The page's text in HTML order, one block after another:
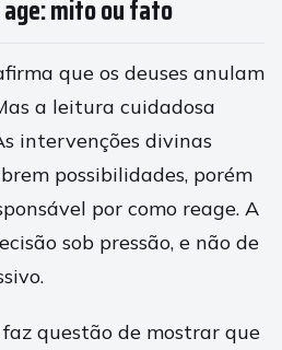
mito ou fato
que os deuses anulam
a leitura cuidadosa
intervenções divinas
possibilidades, porém
por como reage. A
sob pressão, e não de
questão de mostrar que